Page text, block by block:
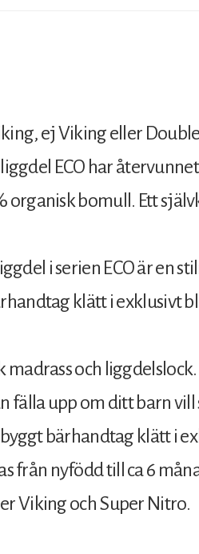
ej Viking eller
ECO har
organisk bomull. Ett
i serien ECO är en
klätt i exklusivt
och
fälla upp om ditt barn vill
bärhandtag klätt i
från nyfödd till ca 6
Viking och Super Nitro.